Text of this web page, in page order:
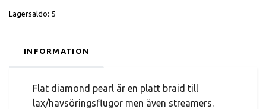
Lagersaldo: 5
INFORMATION
Flat diamond pearl är en platt braid till
lax/havsöringsflugor men även streamers.